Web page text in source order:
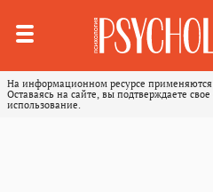
На информационном ресурсе
Оставаясь на сайте, вы подтверждаете свое
использование.